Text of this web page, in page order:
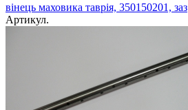
вінець маховика таврія, 350150201, заз
Артикул.